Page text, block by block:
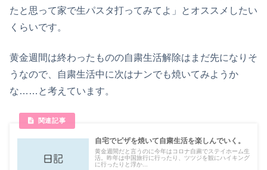
たと思って家で生パスタ打ってみてよ」とオススメしたい
くらいです。
黄金週間は終わったものの自粛生活解除はまだ先になりそ
うなので、自粛生活中に次はナンでも焼いてみようか
な……と考えています。
自宅でピザを焼いて自粛生活を楽しんでいく。
黄金週間だと言うのに今年はコロナ自粛でステイホーム生
活。昨年は中国旅行に行ったり、ツツジを観にハイキング
に行ったりと浮か...